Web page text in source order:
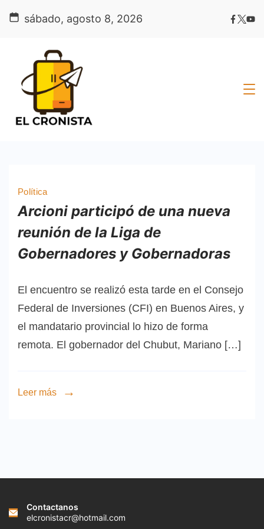
sábado, agosto 8, 2026
Política
Arcioni participó de una nueva
reunión de la Liga de
Gobernadores y Gobernadoras
El encuentro se realizó esta tarde en el Consejo
Federal de Inversiones (CFI) en Buenos Aires, y
el mandatario provincial lo hizo de forma
remota. El gobernador del Chubut, Mariano […]
Leer más
Contactanos
elcronistacr@hotmail.com